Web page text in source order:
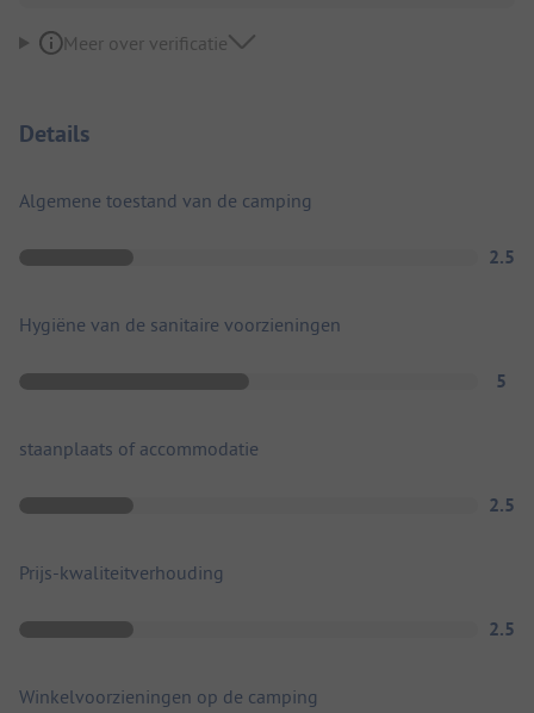
Meer over verificatie
Details
Algemene toestand van de camping
2.5
Hygiëne van de sanitaire voorzieningen
5
staanplaats of accommodatie
2.5
Prijs-kwaliteitverhouding
2.5
Winkelvoorzieningen op de camping